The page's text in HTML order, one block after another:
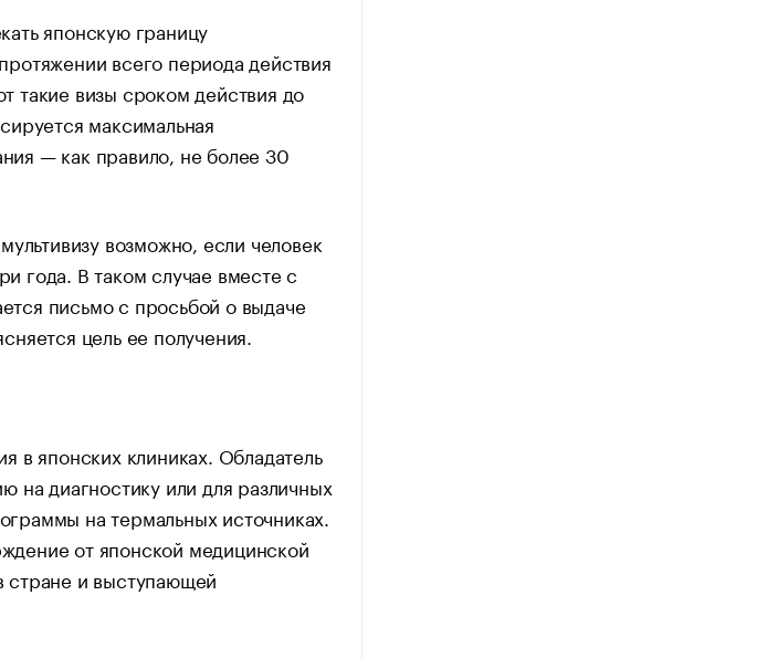
японскую границу
всего периода действия
такие визы сроком действия до
максимальная
— как правило, не более 30
возможно, если человек
года. В таком случае вместе с
письмо с просьбой о выдаче
цель ее получения.
в японских клиниках. Обладатель
на диагностику или для различных
на термальных источниках.
от японской медицинской
стране и выступающей